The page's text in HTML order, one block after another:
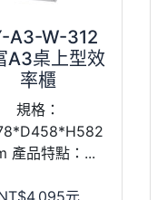
A3-W-312
A3桌上型效
率櫃
規格：
產品特點：...
元